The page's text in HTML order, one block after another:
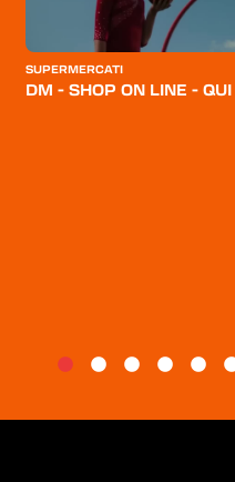
CATEGORIE
CHI SIAMO
BLOG
SUPERMERCATI
DM - SHOP ON LINE -